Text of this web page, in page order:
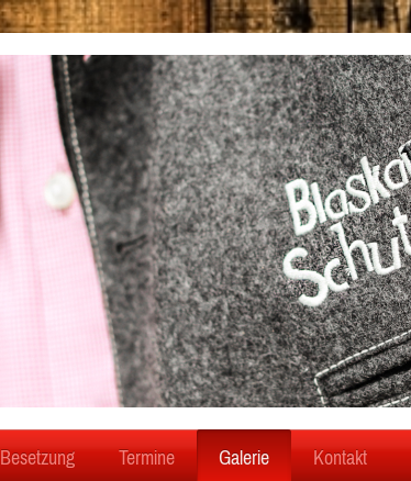
Besetzung Termine Galerie Kontakt